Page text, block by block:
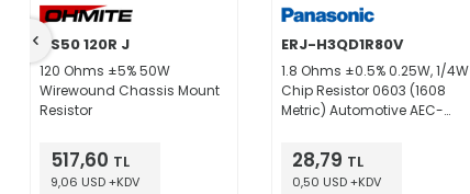
HS50 120R J
120 Ohms ±5% 50W
Wirewound Chassis Mount
Resistor
517,60 TL
9,06 USD +KDV
ERJ-H3QD1R80V
1.8 Ohms ±0.5% 0.25W, 1/4W
Chip Resistor 0603 (1608
Metric) Automotive AEC-
28,79 TL
0,50 USD +KDV